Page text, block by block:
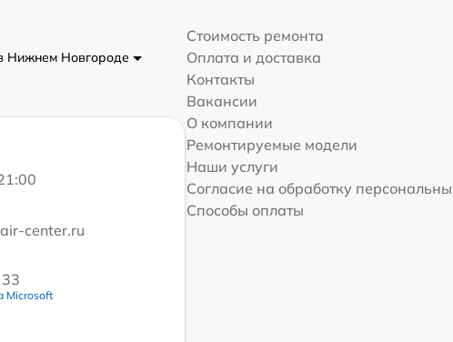
Нижнем Новгороде
center.ru
Microsoft
Стоимость ремонта
Оплата и доставка
Контакты
Вакансии
О компании
Ремонтируемые модели
Наши услуги
Согласие на обработку
Способы оплаты